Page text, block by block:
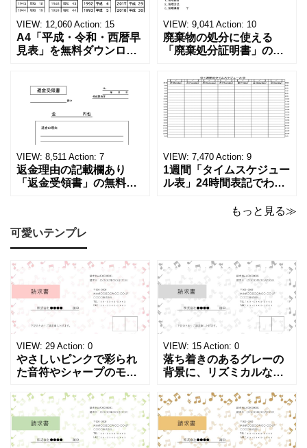
VIEW: 12,060 Action: 15
A4「平成・令和・西暦早
見表」を無料ダウンロー
る！印刷可能な一覧表！
印刷可能な平成・令和・
西暦早見表を無料ダウン
ロードでご利用いただけ
ます。 パソコンに保存し
ていただくか、A4サイズ
でコピーしてご
VIEW: 9,041 Action: 10
廃棄物の処分に使える
「廃棄処分証明書」の無
ーカーの代理店、回収業
者へおすすめ！(Excel・
Word・PDF)正しく廃棄
されたことを証明する書
類「廃棄処分証明書」の
テンプレートです。 量販
店や家電メーカーの代理
店、回収
VIEW: 8,511 Action: 7
返金理由の記載欄あり
「返金受領書」の無料テ
め！過払い･誤入金などが
発生した際にも使える、
モノクロでシンプルな
「返金領収書」のテンプ
レートとなります。 A4縦
型サイズで用紙に印
VIEW: 7,470 Action: 9
1週間「タイムスケジュー
ル表」24時間表記でわか
ト！A4横型ExcelやWord
表になります。 A4横型サ
イズの無料テンプレート
で、Excel・Wo
もっと見る≫
可愛いテンプレ
VIEW: 29 Action: 0
やさしいピンクで彩られ
た音符やシャープのモチ
がる、キュートで華やか
な請求書テンプレートで
す。出演料、演奏ギャ
ラ、取材費請求、イベン
VIEW: 15 Action: 0
落ち着きのあるグレーの
背景に、リズミカルな音
が浮かぶ、シンプルでス
タイリッシュな請求書テ
ンプレートです。シック
で洗練されたモノトーン